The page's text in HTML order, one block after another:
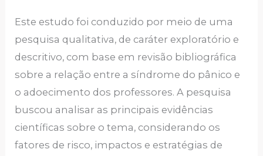
Este estudo foi conduzido por meio de uma
pesquisa qualitativa, de caráter exploratório e
descritivo, com base em revisão bibliográfica
sobre a relação entre a síndrome do pânico e
o adoecimento dos professores. A pesquisa
buscou analisar as principais evidências
científicas sobre o tema, considerando os
fatores de risco, impactos e estratégias de